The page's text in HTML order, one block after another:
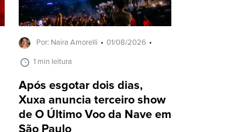
Por: Naira Amorelli 01/08/2026
1 min leitura
Após esgotar dois dias,
Xuxa anuncia terceiro show
de O Último Voo da Nave em